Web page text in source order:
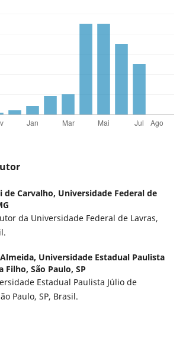
de Carvalho, Universidade Federal de
da Universidade Federal de Lavras,
Universidade Estadual Paulista
Filho, São Paulo, SP
Estadual Paulista Júlio de
Paulo, SP, Brasil.